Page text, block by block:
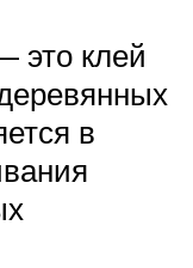
это клей
в